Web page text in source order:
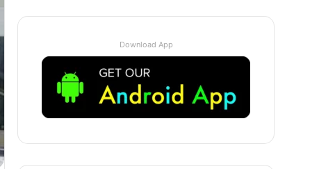
Download App